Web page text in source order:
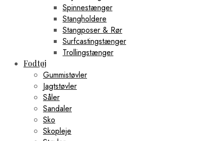
Spinnestænger
Stangholdere
Stangposer & Rør
Surfcastingstænger
Trollingstænger
Fodtøj
Gummistøvler
Jagtstøvler
Såler
Sandaler
Sko
Skopleje